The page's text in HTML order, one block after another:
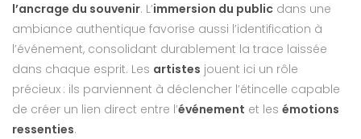
l’ancrage du souvenir. L’immersion du public dans une
ambiance authentique favorise aussi l’identification à
l’événement, consolidant durablement la trace laissée
dans chaque esprit. Les artistes jouent ici un rôle
précieux : ils parviennent à déclencher l’étincelle capable
de créer un lien direct entre l’événement et les émotions
ressenties.